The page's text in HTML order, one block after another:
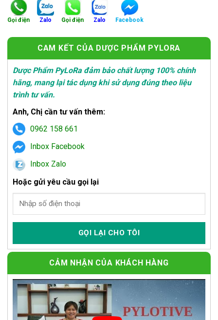
Gọi điện Zalo Gọi điện Zalo Facebook
CAM KẾT CỦA DƯỢC PHẨM PYLORA
Dược Phẩm PyLoRa đảm bảo chất lượng 100% chính
hãng, mang lại tác dụng khi sử dụng đúng theo liệu
trình tư vấn.
Anh, Chị cần tư vấn thêm:
0962 158 661
Inbox Facebook
Inbox Zalo
Hoặc gửi yêu cầu gọi lại
CẢM NHẬN CỦA KHÁCH HÀNG